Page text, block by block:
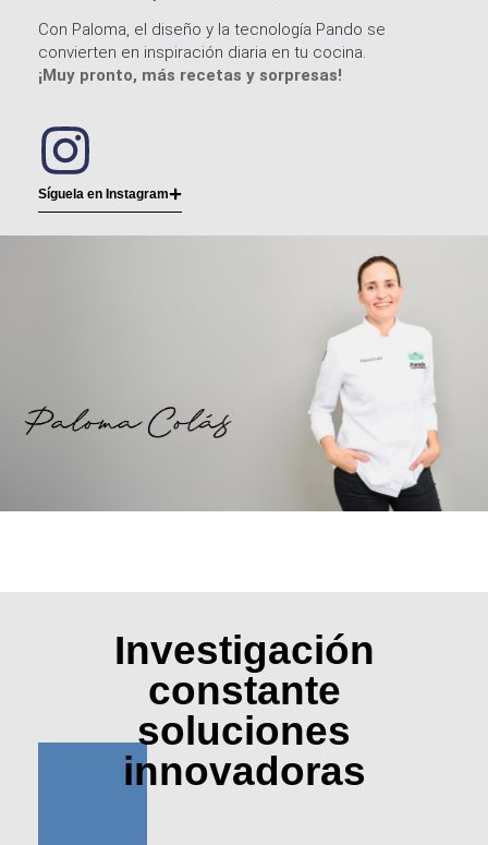
Con Paloma, el diseño y la tecnología Pando se
convierten en inspiración diaria en tu cocina.
¡Muy pronto, más recetas y sorpresas!
Síguela en Instagram
Investigación
constante
soluciones
innovadoras